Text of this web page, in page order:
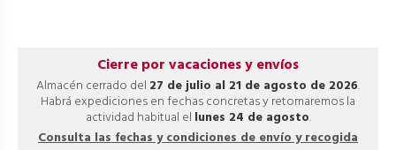
Cierre por vacaciones y envíos
Almacén cerrado del 27 de julio al 21 de agosto de 2026.
Habrá expediciones en fechas concretas y retomaremos la
actividad habitual el lunes 24 de agosto.
Consulta las fechas y condiciones de envío y recogida